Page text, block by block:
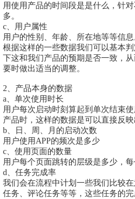
用使用产品的时间段是是什么，针
多。
c、用户属性
用户的性别、年龄、所在地等等信息
根据这样的一些数据我们可以基本
下这和我们产品的预期是否一致，
要时做出适当的调整。
2、产品本身的数据
a、单次使用时长
用户每次启动时刻算起到单次结束
产品时，这样的数据是可以直接反
b、日、周、月的启动次数
用户使用APP的频次是多少
c、使用页面的数量
用户每个页面跳转的层级是多少，每
d、任务完成率
我们会在流程中计划一些我们比较
任务、评论任务等等，这些任务的